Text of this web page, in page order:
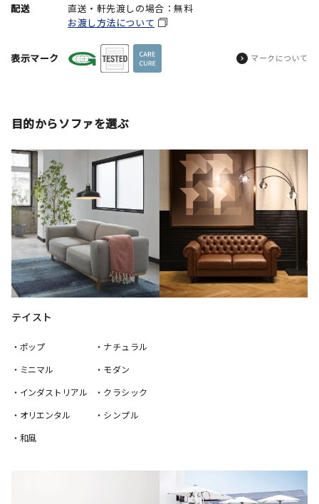
配送
直送・軒先渡しの場合：無料
お渡し方法について
表示マーク マークについて
目的からソファを選ぶ
テイスト
・ポップ
・ミニマル
・インダストリアル
・オリエンタル
・和風
・ナチュラル
・モダン
・クラシック
・シンプル